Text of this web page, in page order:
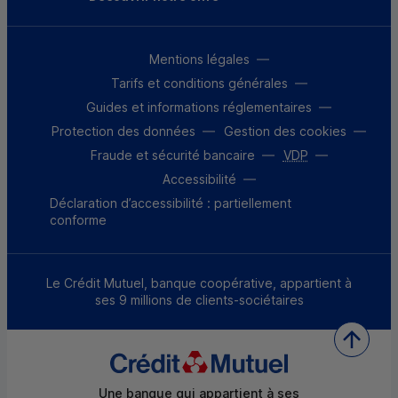
Mentions légales
Tarifs et conditions générales
Guides et informations réglementaires
Protection des données
Gestion des cookies
Fraude et sécurité bancaire
VDP
Accessibilité
Déclaration d’accessibilité : partiellement
conforme
Le Crédit Mutuel, banque coopérative, appartient à
ses 9 millions de clients-sociétaires
Une banque qui appartient à ses